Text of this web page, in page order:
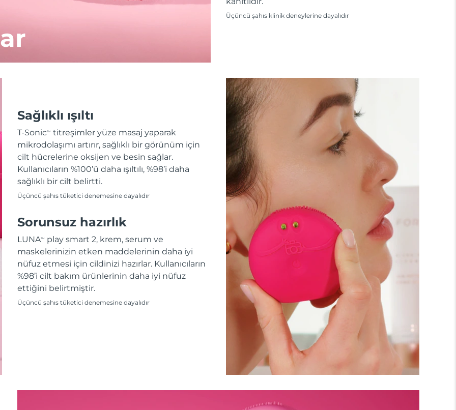
Üçüncü şahıs klinik deneylerine dayalıdır
Sağlıklı ışıltı
T-SonicTM
titreşimler yüze masaj yaparak
mikrodolaşımı artırır, sağlıklı bir görünüm için
cilt hücrelerine oksijen ve besin sağlar.
Kullanıcıların %100’ü daha ışıltılı, %98’i daha
sağlıklı bir cilt belirtti.
Üçüncü şahıs tüketici denemesine dayalıdır
Sorunsuz hazırlık
LUNATM
play smart 2, krem, serum ve
maskelerinizin etken maddelerinin daha iyi
nüfuz etmesi için cildinizi hazırlar. Kullanıcıların
%98’i cilt bakım ürünlerinin daha iyi nüfuz
ettiğini belirtmiştir.
Üçüncü şahıs tüketici denemesine dayalıdır